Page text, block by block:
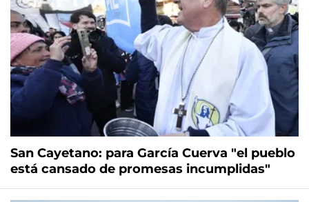
San Cayetano: para García Cuerva "el pueblo
está cansado de promesas incumplidas"